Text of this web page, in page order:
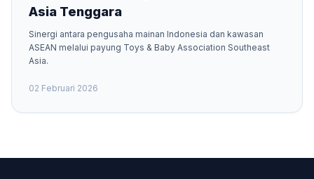
Asia Tenggara
Sinergi antara pengusaha mainan Indonesia dan kawasan
ASEAN melalui payung Toys & Baby Association Southeast
Asia.
02 Februari 2026